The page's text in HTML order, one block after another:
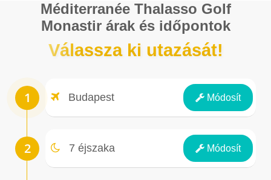
Méditerranée Thalasso Golf
Monastir árak és időpontok
Válassza ki utazását!
Budapest Módosít
Repülőtér
7 éjszaka Módosít
Éjszakák